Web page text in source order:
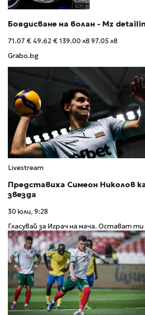
Боядисване на волан - Mz
71.07 € 49.62 €139.00 лв 97.05 лв
Grabo.bg
Livestream
Представиха Симеон Николов
звезда
30 юли, 9:28
Гласувай за Играч на мача. Остават ти